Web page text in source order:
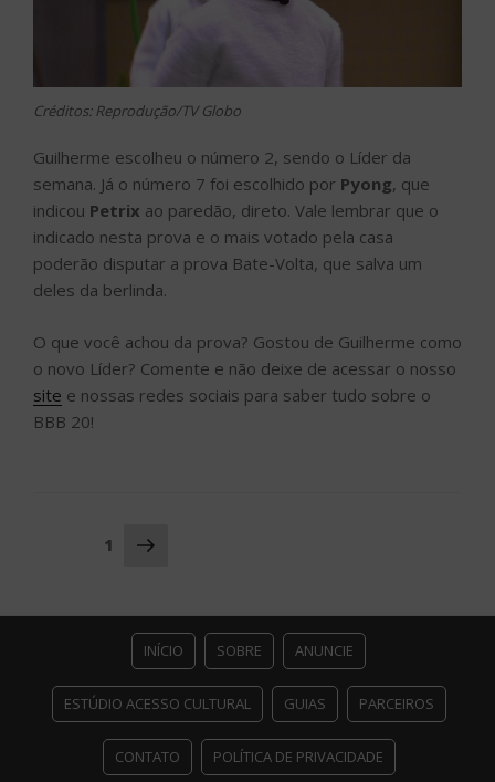
Créditos: Reprodução/TV Globo
Guilherme escolheu o número 2, sendo o Líder da
semana. Já o número 7 foi escolhido por Pyong, que
indicou Petrix ao paredão, direto. Vale lembrar que o
indicado nesta prova e o mais votado pela casa
poderão disputar a prova Bate-Volta, que salva um
deles da berlinda.
O que você achou da prova? Gostou de Guilherme como
o novo Líder? Comente e não deixe de acessar o nosso
site e nossas redes sociais para saber tudo sobre o
BBB 20!
Navegação
1 Próxima
INÍCIO SOBRE ANUNCIE
ESTÚDIO ACESSO CULTURAL GUIAS PARCEIROS
CONTATO POLÍTICA DE PRIVACIDADE